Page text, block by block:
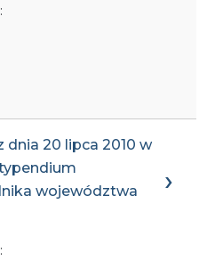
dnia 20 lipca 2010 w
województwa